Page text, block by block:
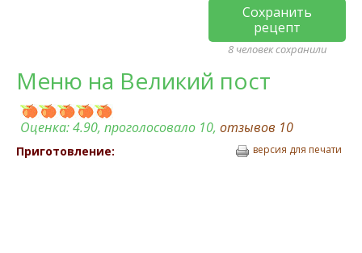
Сохранить
рецепт
8 человек сохранили
Меню на Великий пост
Оценка:4.90, проголосовало 10, отзывов 10
Приготовление: версия для печати